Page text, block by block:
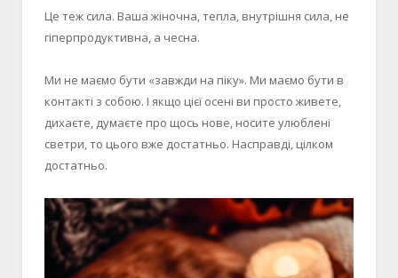
Це теж сила. Ваша жіночна, тепла, внутрішня сила, не
гіперпродуктивна, а чесна.
Ми не маємо бути «завжди на піку». Ми маємо бути в
контакті з собою. І якщо цієї осені ви просто живете,
дихаєте, думаєте про щось нове, носите улюблені
светри,то цього вже достатньо. Насправді, цілком
достатньо.